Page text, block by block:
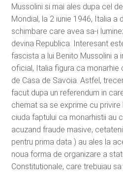
Mussolini si mai ales dupa cel
Mondial, la 2 iunie 1946, Italia a
schimbare care avea sa-i
devina Republica. Interesant
fascista a lui Benito Mussolini a
oficial, Italia figura ca monarhie
de Casa de Savoia. Astfel,
facut dupa un referendum in
chemat sa se exprime cu privire
ciuda faptului ca monarhistii au
acuzand fraude masive,
pentru prima data ) au ales la
noua forma de organizare a
Constitutionale, care trebuiau